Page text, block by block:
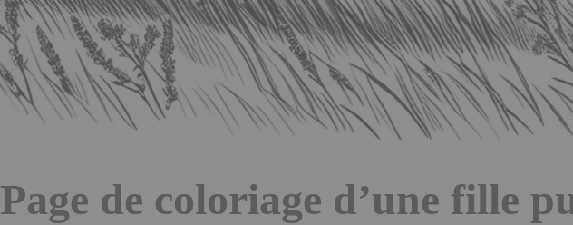
Page de coloriage d’une fille